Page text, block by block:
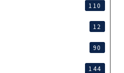
110
12
90
144